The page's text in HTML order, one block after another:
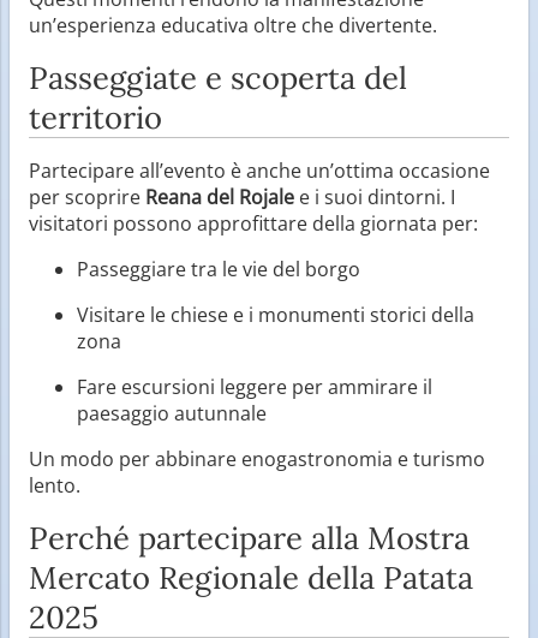
un’esperienza educativa oltre che divertente.
Passeggiate e scoperta del
territorio
Partecipare all’evento è anche un’ottima occasione
per scoprire Reana del Rojale e i suoi dintorni. I
visitatori possono approfittare della giornata per:
Passeggiare tra le vie del borgo
Visitare le chiese e i monumenti storici della
zona
Fare escursioni leggere per ammirare il
paesaggio autunnale
Un modo per abbinare enogastronomia e turismo
lento.
Perché partecipare alla Mostra
Mercato Regionale della Patata
2025